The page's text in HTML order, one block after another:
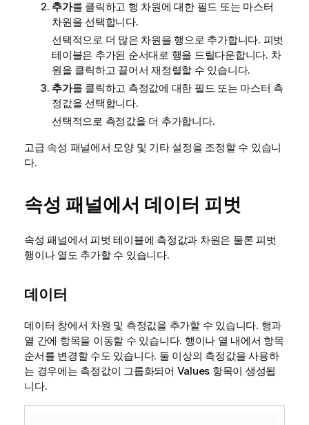
추가를 클릭하고 행 차원에 대한 필드 또는 마스터
차원을 선택합니다.
선택적으로 더 많은 차원을 행으로 추가합니다. 피벗
테이블은 추가된 순서대로 행을 드릴다운합니다. 차
원을 클릭하고 끌어서 재정렬할 수 있습니다.
추가를 클릭하고 측정값에 대한 필드 또는 마스터 측
정값을 선택합니다.
선택적으로 측정값을 더 추가합니다.
고급 속성 패널에서 모양 및 기타 설정을 조정할 수 있습니
다.
속성 패널에서 데이터 피벗
속성 패널에서 피벗 테이블에 측정값과 차원은 물론 피벗
행이나 열도 추가할 수 있습니다.
데이터
데이터 창에서 차원 및 측정값을 추가할 수 있습니다. 행과
열 간에 항목을 이동할 수 있습니다. 행이나 열 내에서 항목
순서를 변경할 수도 있습니다. 둘 이상의 측정값을 사용하
는 경우에는 측정값이 그룹화되어 Values 항목이 생성됩
니다.